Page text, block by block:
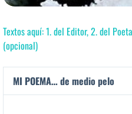
Textos aquí: 1. del Editor, 2. del
(opcional)
MI POEMA… de medio pelo